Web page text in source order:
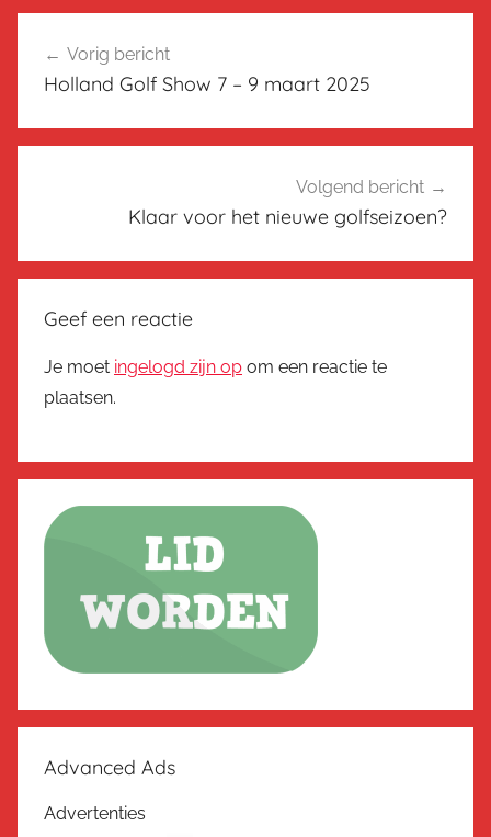
navigatie
Vorig bericht
Holland Golf Show 7 – 9 maart 2025
Volgend bericht
Klaar voor het nieuwe golfseizoen?
Geef een reactie
Je moet ingelogd zijn op om een reactie te
plaatsen.
Advanced Ads
Advertenties